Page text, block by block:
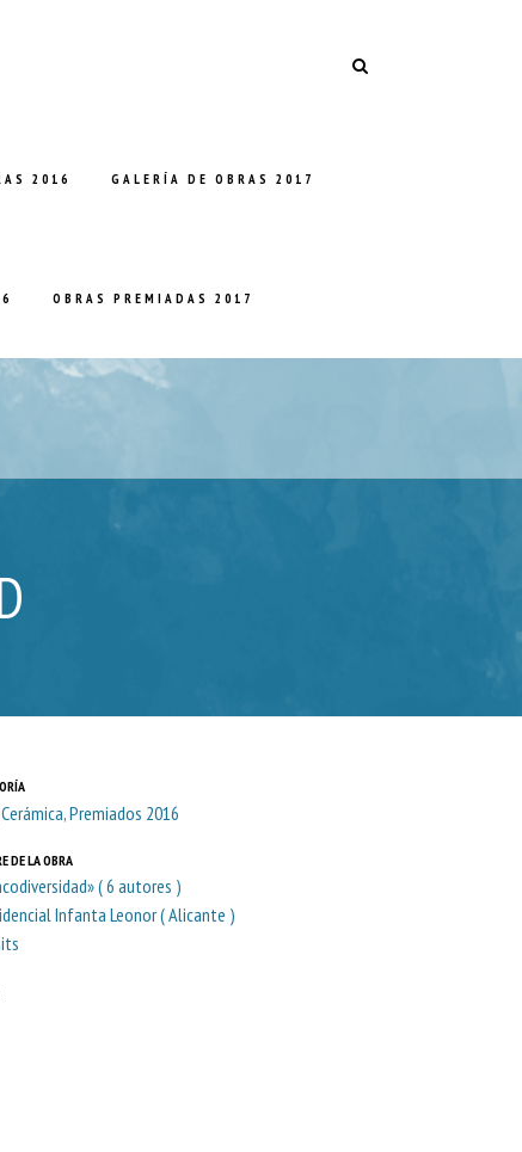
2016 GALERÍA DE OBRAS 2017
OBRAS PREMIADAS 2017
Premiados 2016
DE LA OBRA
( 6 autores )
Infanta Leonor ( Alicante )